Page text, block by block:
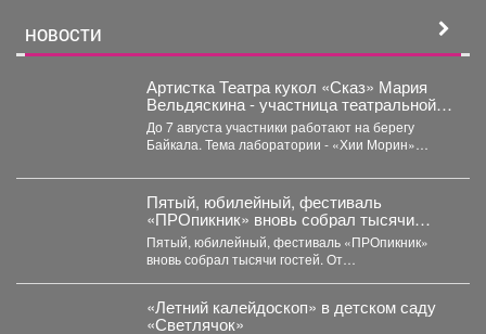
НОВОСТИ
Артистка Театра кукол «Сказ» Мария
Вельдяскина - участница театральной
лаборатории «Хии Морин: поэзия
стихий» на Байкале.
До 7 августа участники работают на берегу
Байкала. Тема лаборатории - «Хии Морин»
Пятый, юбилейный, фестиваль
«ПРОпикник» вновь собрал тысячи
гостей.
Пятый, юбилейный, фестиваль «ПРОпикник»
вновь собрал тысячи гостей. От
«Летний калейдоскоп» в детском саду
«Светлячок»